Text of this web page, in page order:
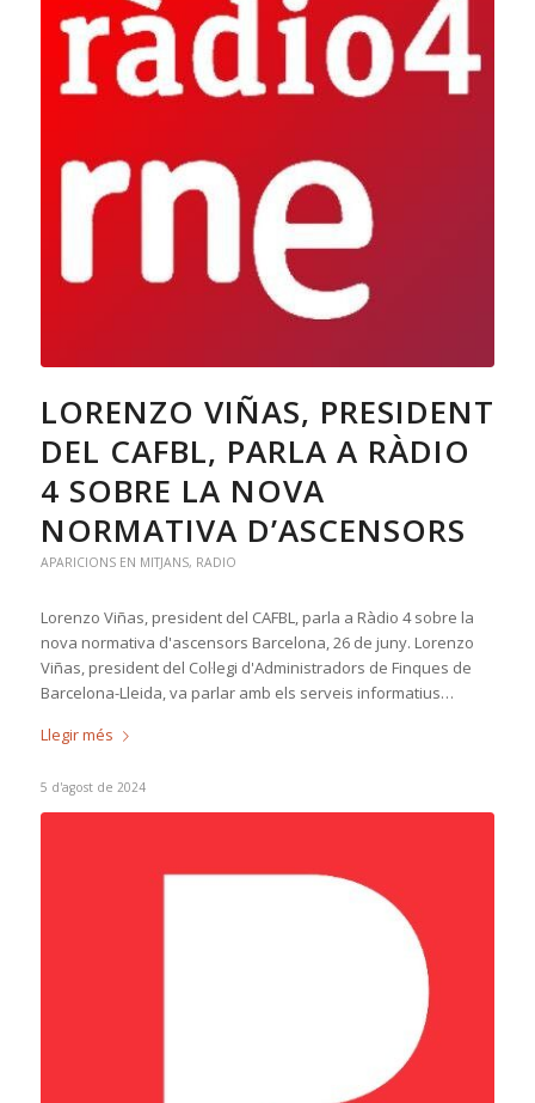
LORENZO VIÑAS, PRESIDENT
DEL CAFBL, PARLA A RÀDIO
4 SOBRE LA NOVA
NORMATIVA D’ASCENSORS
APARICIONS EN MITJANS, RADIO
Lorenzo Viñas, president del CAFBL, parla a Ràdio 4 sobre la
nova normativa d'ascensors Barcelona, 26 de juny. Lorenzo
Viñas, president del Col·legi d'Administradors de Finques de
Barcelona-Lleida, va parlar amb els serveis informatius…
Llegir més
5 d'agost de 2024